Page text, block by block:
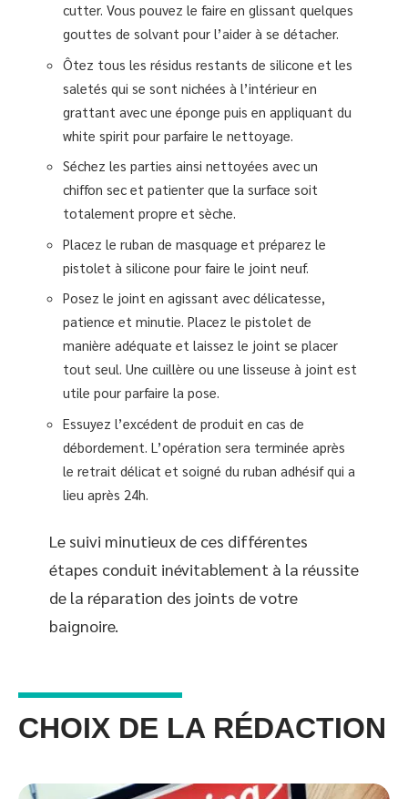
cutter. Vous pouvez le faire en glissant quelques
gouttes de solvant pour l’aider à se détacher.
Ôtez tous les résidus restants de silicone et les
saletés qui se sont nichées à l’intérieur en
grattant avec une éponge puis en appliquant du
white spirit pour parfaire le nettoyage.
Séchez les parties ainsi nettoyées avec un
chiffon sec et patienter que la surface soit
totalement propre et sèche.
Placez le ruban de masquage et préparez le
pistolet à silicone pour faire le joint neuf.
Posez le joint en agissant avec délicatesse,
patience et minutie. Placez le pistolet de
manière adéquate et laissez le joint se placer
tout seul. Une cuillère ou une lisseuse à joint est
utile pour parfaire la pose.
Essuyez l’excédent de produit en cas de
débordement. L’opération sera terminée après
le retrait délicat et soigné du ruban adhésif qui a
lieu après 24h.
Le suivi minutieux de ces différentes
étapes conduit inévitablement à la réussite
de la réparation des joints de votre
baignoire.
CHOIX DE LA RÉDACTION